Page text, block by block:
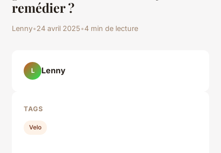
remédier ?
Lenny•24 avril 2025•4 min de lecture
L Lenny
TAGS
Velo